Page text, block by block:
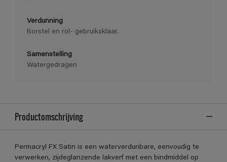
Verdunning
Borstel en rol- gebruiksklaar.
Samenstelling
Watergedragen
Productomschrijving
Permacryl FX Satin is een waterverdunbare, eenvoudig te
verwerken, zijdeglanzende lakverf met een bindmiddel op